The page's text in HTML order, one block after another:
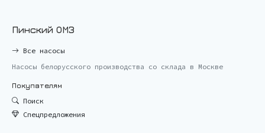
Пинский ОМЗ
Все насосы
Насосы белорусского производства со склада в Москве
Покупателям
Поиск
Спецпредложения